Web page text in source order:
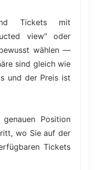
Tickets mit
view" oder
wählen —
sind gleich wie
und der Preis ist
Position
wo Sie auf der
Tickets